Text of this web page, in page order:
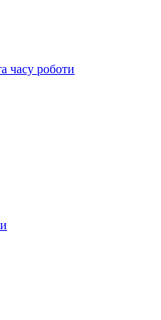
часу роботи